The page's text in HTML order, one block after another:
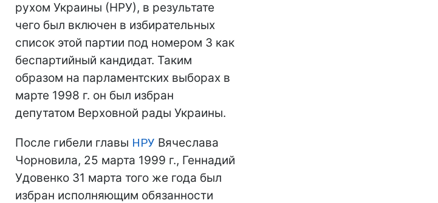
рухом Украины (НРУ), в результате
чего был включен в избирательных
список этой партии под номером 3 как
беспартийный кандидат. Таким
образом на парламентских выборах в
марте 1998 г. он был избран
депутатом Верховной рады Украины.
После гибели главы НРУ Вячеслава
Чорновила, 25 марта 1999 г., Геннадий
Удовенко 31 марта того же года был
избран исполняющим обязанности